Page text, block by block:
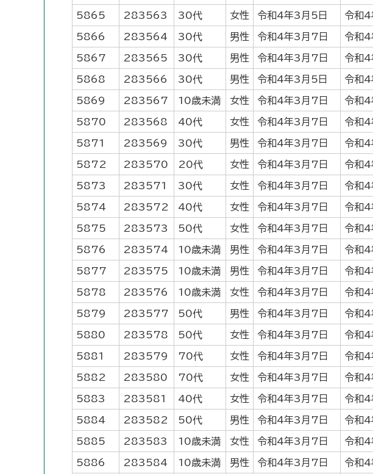
5865 283563 30代 女性 令和4年3月5日 令和
5866 283564 30代 男性 令和4年3月7日 令和
5867 283565 30代 男性 令和4年3月7日 令和
5868 283566 30代 男性 令和4年3月5日 令和
5869 283567 10歳未満 女性 令和4年3月7日 令和
5870 283568 40代 女性 令和4年3月7日 令和
5871 283569 30代 男性 令和4年3月7日 令和
5872 283570 20代 女性 令和4年3月7日 令和
5873 283571 30代 女性 令和4年3月7日 令和
5874 283572 40代 女性 令和4年3月7日 令和
5875 283573 50代 女性 令和4年3月7日 令和
5876 283574 10歳未満 男性 令和4年3月7日 令和
5877 283575 10歳未満 男性 令和4年3月7日 令和
5878 283576 10歳未満 女性 令和4年3月7日 令和
5879 283577 50代 男性 令和4年3月7日 令和
5880 283578 50代 女性 令和4年3月7日 令和
5881 283579 70代 女性 令和4年3月7日 令和
5882 283580 70代 女性 令和4年3月7日 令和
5883 283581 40代 女性 令和4年3月7日 令和
5884 283582 50代 男性 令和4年3月7日 令和
5885 283583 10歳未満 女性 令和4年3月7日 令和
5886 283584 10歳未満 男性 令和4年3月7日 令和